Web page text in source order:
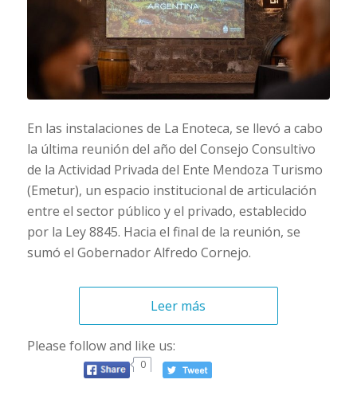
En las instalaciones de La Enoteca, se llevó a cabo
la última reunión del año del Consejo Consultivo
de la Actividad Privada del Ente Mendoza Turismo
(Emetur), un espacio institucional de articulación
entre el sector público y el privado, establecido
por la Ley 8845. Hacia el final de la reunión, se
sumó el Gobernador Alfredo Cornejo.
Leer más
Please follow and like us:
0